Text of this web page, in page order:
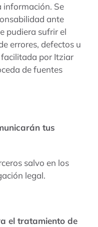
información. Se
ante
pudiera sufrir el
errores, defectos u
por Itziar
de fuentes
tus
salvo en los
legal.
el tratamiento de